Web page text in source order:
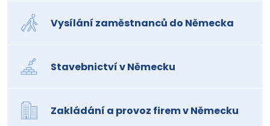
Vysílání zaměstnanců do Německa
Stavebnictví v Německu
Zakládání a provoz firem v Německu